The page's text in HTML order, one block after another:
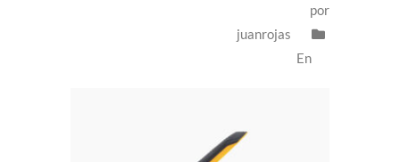
por
juanrojas
En